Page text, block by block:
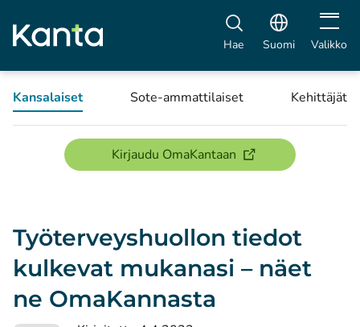
Hae Suomi Avaa
Valikko
Kansalaiset Sote-ammattilaiset Kehittäjät
Kirjaudu OmaKantaan(avautuu uuteen
Työterveyshuollon tiedot
kulkevat mukanasi – näet
ne OmaKannasta